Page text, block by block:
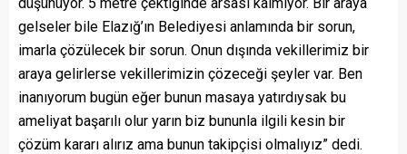
gelseler bile Elazığ’ın Belediyesi anlamında bir sorun,
imarla çözülecek bir sorun. Onun dışında vekillerimiz bir
araya gelirlerse vekillerimizin çözeceği şeyler var. Ben
inanıyorum bugün eğer bunun masaya yatırdıysak bu
ameliyat başarılı olur yarın biz bununla ilgili kesin bir
çözüm kararı alırız ama bunun takipçisi olmalıyız” dedi.